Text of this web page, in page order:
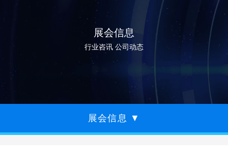
展会信息
行业咨讯 公司动态
展会信息 ▼